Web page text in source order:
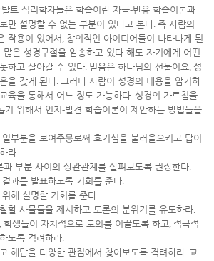
탈트 심리학자들은 학습이란 자극-반응 학습이론과
만 설명할 수 없는 부분이 있다고 본다. 즉 사람의
작용이 있어서 , 창의적인 아이디어들이 나타나게 된
많은 성경구절을 암송하고 있다 해도 자기에게 어떤
하고 살아갈 수 있다. 믿음은 하나님의 선물이요, 성
을 갖게 된다. 그러나 사람이 성경의 내용을 암기하
육을 통해서 어느 정도 가능하다. 성경의 가르침을
기 위해서 인지 -발견 학습이론이 제안하는 방법들을
부분을 보여주믕로써 호기심을 불러을으키고 답이
라.
과 부분 사이의 상관관계를 살펴보도록 권장한다.
과를 발표하도록 기회를 준다.
해 설명할 기회를 준다.
할 사물들을 제시하고 토론의 분위기를 유도하라.
, 학생들이 자치적으로 토의를 이끌도록 하고, 적극적
도록 격려하라.
해답을 다양한 관점에서 찾아보도록 격려하라. 교